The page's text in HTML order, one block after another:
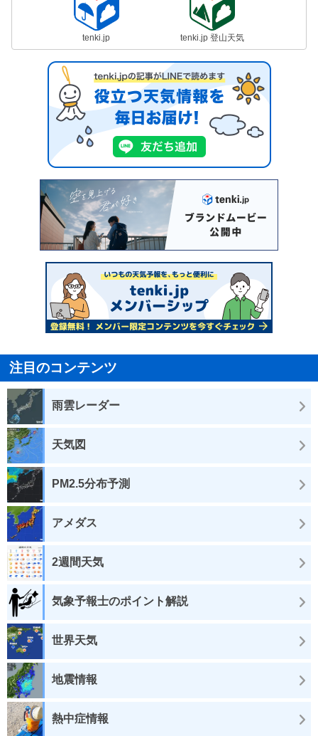
tenki.jp tenki.jp 登山天気
注目のコンテンツ
雨雲レーダー
天気図
PM2.5分布予測
アメダス
2週間天気
気象予報士のポイント解説
世界天気
地震情報
熱中症情報